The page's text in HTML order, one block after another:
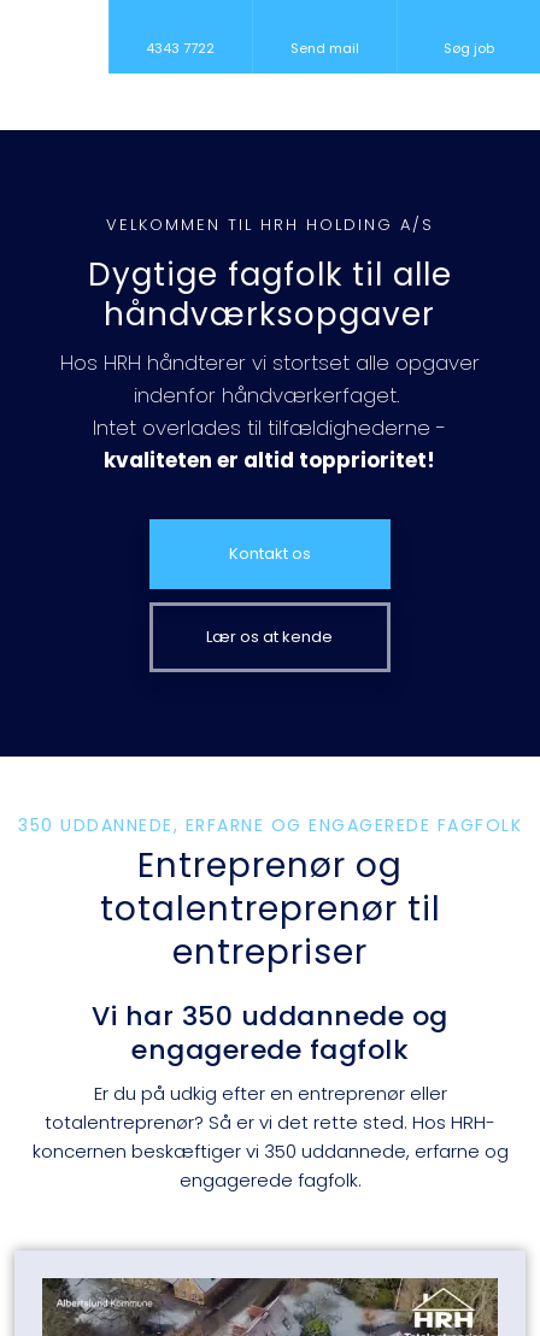
4343 7722 Send mail Søg job
VELKOMMEN TIL HRH HOLDING A/S
Dygtige fagfolk til alle
håndværksopgaver
Hos HRH håndterer vi stortset alle opgaver
indenfor håndværkerfaget. ​
​Intet overlades til tilfældighederne -
kvaliteten er altid topprioritet!
Kontakt os
Lær os at kende
350 UDDANNEDE, ERFARNE OG ENGAGEREDE FAGFOLK
Entreprenør og
totalentreprenør til
entrepriser
Vi har 350 uddannede og
engagerede fagfolk
Er du på udkig efter en entreprenør eller
totalentreprenør? Så er vi det rette sted. Hos HRH-
koncernen beskæftiger vi 350 uddannede, erfarne og
engagerede fagfolk.